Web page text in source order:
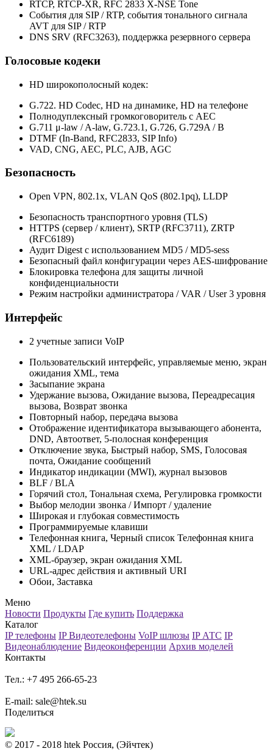
RTCP, RTCP-XR, RFC 2833 X-NSE Tone
События для SIP / RTP, события тонального сигнала
AVT для SIP / RTP
DNS SRV (RFC3263), поддержка резервного сервера
Голосовые кодеки
HD широкополосный кодек:
G.722. HD Codec, HD на динамике, HD на телефоне
Полнодуплексный громкоговоритель с AEC
G.711 μ-law / A-law, G.723.1, G.726, G.729A / B
DTMF (In-Band, RFC2833, SIP Info)
VAD, CNG, AEC, PLC, AJB, AGC
Безопасность
Open VPN, 802.1x, VLAN QoS (802.1pq), LLDP
Безопасность транспортного уровня (TLS)
HTTPS (сервер / клиент), SRTP (RFC3711), ZRTP
(RFC6189)
Аудит Digest с использованием MD5 / MD5-sess
Безопасный файл конфигурации через AES-шифрование
Блокировка телефона для защиты личной
конфиденциальности
Режим настройки администратора / VAR / User 3 уровня
Интерфейс
2 учетные записи VoIP
Пользовательский интерфейс, управляемые меню, экран
ожидания XML, тема
Засыпание экрана
Удержание вызова, Ожидание вызова, Переадресация
вызова, Возврат звонка
Повторный набор, передача вызова
Отображение идентификатора вызывающего абонента,
DND, Автоответ, 5-полосная конференция
Отключение звука, Быстрый набор, SMS, Голосовая
почта, Ожидание сообщений
Индикатор индикации (MWI), журнал вызовов
BLF / BLA
Горячий стол, Тональная схема, Регулировка громкости
Выбор мелодии звонка / Импорт / удаление
Широкая и глубокая совместимость
Программируемые клавиши
Телефонная книга, Черный список Телефонная книга
XML / LDAP
XML-браузер, экран ожидания XML
URL-адрес действия и активный URI
Обои, Заставка
Меню
Новости Продукты Где купить Поддержка
Каталог
IP телефоны IP Видеотелефоны VoIP шлюзы IP АТС IP
Видеонаблюдение Видеоконференции Архив моделей
Контакты
Тел.: +7 495 266-65-23
E-mail: sale@htek.su
Поделиться
© 2017 - 2018 htek Россия, (Эйчтек)